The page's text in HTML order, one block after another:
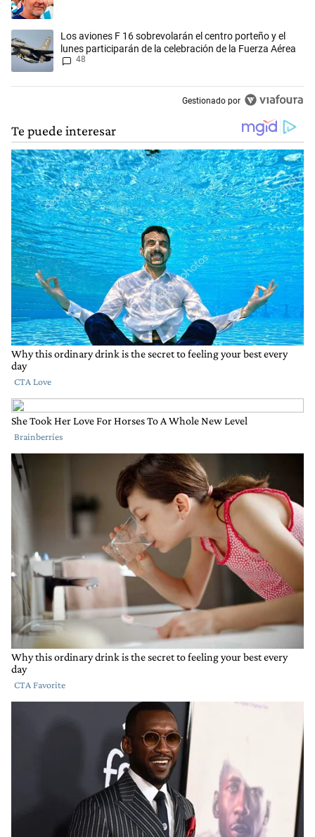
Un artículo de tendencia con el título "Los aviones F 16 sobrevolarán
Los aviones F 16 sobrevolarán el centro porteño y el
lunes participarán de la celebración de la Fuerza Aérea
48
Gestionado por